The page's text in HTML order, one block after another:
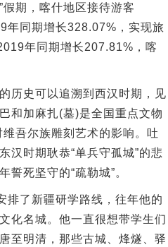
期，喀什地区接待游客
年同期增长328.07%，实现旅
年同期增长207.81%，喀
史可以追溯到西汉时期，见
和加麻扎(墓)是全国重点文物
吾尔族雕刻艺术的影响。吐
汉时期耿恭“单兵守孤城”的悲
死坚守的“疏勒城”。
了新疆研学路线，往年他的
化名城。他一直很想带学生们
至明清，那些古城、烽燧、驿